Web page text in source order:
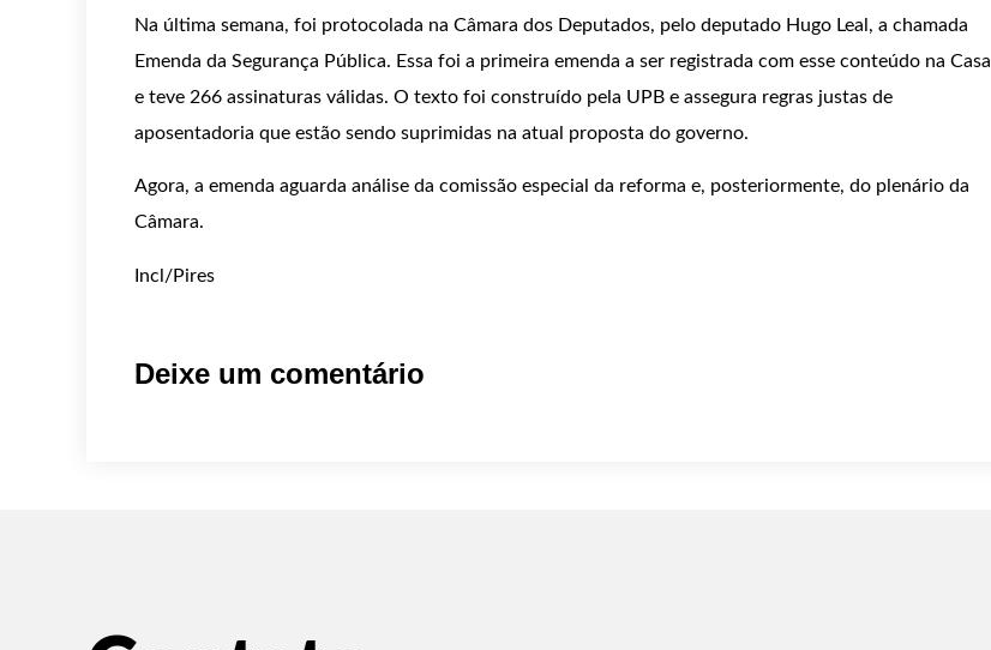
Na última semana, foi protocolada na Câmara dos Deputados, pelo deputado Hugo Leal, a chamada
Emenda da Segurança Pública. Essa foi a primeira emenda a ser registrada com esse conteúdo na Casa
e teve 266 assinaturas válidas. O texto foi construído pela UPB e assegura regras justas de
aposentadoria que estão sendo suprimidas na atual proposta do governo.
Agora, a emenda aguarda análise da comissão especial da reforma e, posteriormente, do plenário da
Câmara.
Incl/Pires
Deixe um comentário